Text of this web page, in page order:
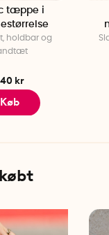
tæppe i
holdbar og
kr
Køb